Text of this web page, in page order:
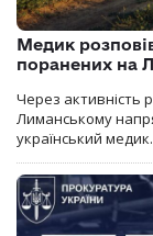
Медик
поранених на
Через активність
Лиманському
український медик.